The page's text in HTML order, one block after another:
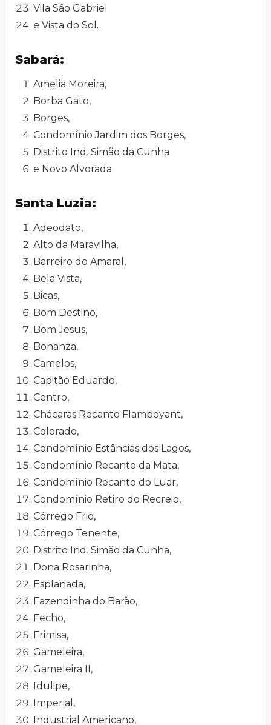
Vila São Gabriel
e Vista do Sol.
Sabará:
Amelia Moreira,
Borba Gato,
Borges,
Condomínio Jardim dos Borges,
Distrito Ind. Simão da Cunha
e Novo Alvorada.
Santa Luzia:
Adeodato,
Alto da Maravilha,
Barreiro do Amaral,
Bela Vista,
Bicas,
Bom Destino,
Bom Jesus,
Bonanza,
Camelos,
Capitão Eduardo,
Centro,
Chácaras Recanto Flamboyant,
Colorado,
Condomínio Estâncias dos Lagos,
Condomínio Recanto da Mata,
Condomínio Recanto do Luar,
Condomínio Retiro do Recreio,
Córrego Frio,
Córrego Tenente,
Distrito Ind. Simão da Cunha,
Dona Rosarinha,
Esplanada,
Fazendinha do Barão,
Fecho,
Frimisa,
Gameleira,
Gameleira II,
Idulipe,
Imperial,
Industrial Americano,